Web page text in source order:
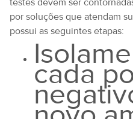
testes devem ser
por soluções que atendam
possui as seguintes etapas:
cada